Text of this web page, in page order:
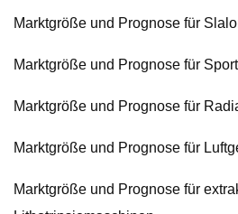
Marktgröße und Prognose für
Marktgröße und Prognose für
Marktgröße und Prognose für
Marktgröße und Prognose für
Marktgröße und Prognose für